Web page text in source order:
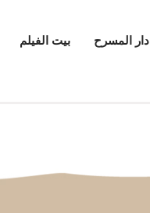
بيت الفيلم دار المسرح